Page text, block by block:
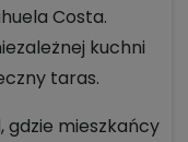
Costa.
kuchni
taras.
gdzie mieszkańcy